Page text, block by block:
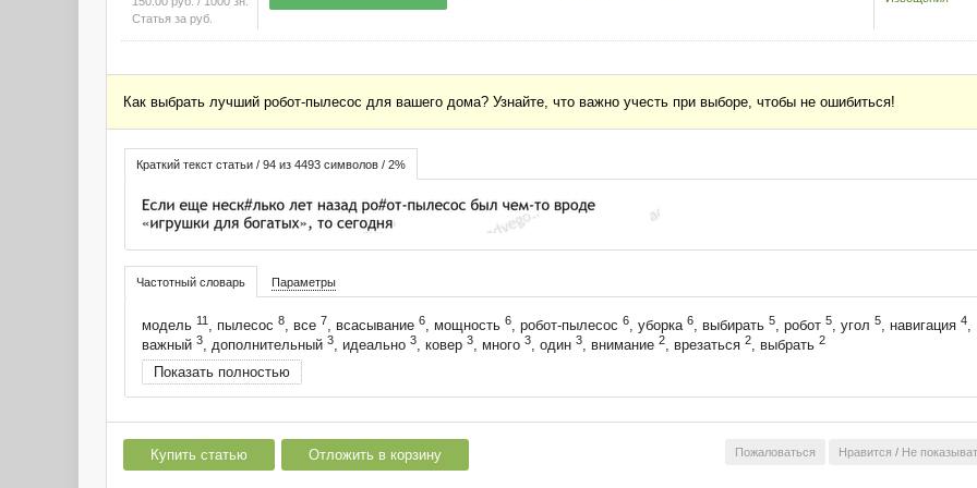
Статья за руб.
Как выбрать лучший робот-пылесос для вашего дома? Узнайте, что важно учесть при выборе, чтобы не ошибиться!
Краткий текст статьи / 94 из 4493 символов / 2%
Частотный словарь Параметры
модель 11, пылесос 8, все 7 , всасывание 6, мощность 6, робот-пылесос 6, уборка 6, выбирать 5, робот 5, угол 5, навигация 4,
важный 3, дополнительный 3, идеально 3, ковер 3, много 3, один 3, внимание 2, врезаться 2, выбрать 2
Показать полностью
Нравится / Не
Пожаловаться
Купить статью Отложить в корзину